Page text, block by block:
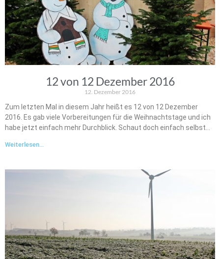
12 von 12 Dezember 2016
12. Dezember 2016
Zum letzten Mal in diesem Jahr heißt es 12 von 12 Dezember
2016. Es gab viele Vorbereitungen für die Weihnachtstage und ich
habe jetzt einfach mehr Durchblick. Schaut doch einfach selbst…
Weiterlesen...